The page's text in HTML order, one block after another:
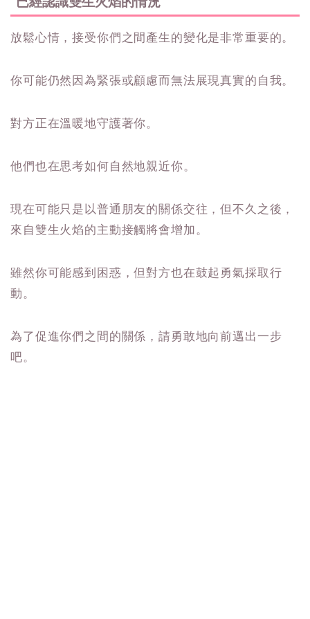
放鬆心情，接受你們之間產生的變化是非常重要的。
你可能仍然因為緊張或顧慮而無法展現真實的自我。
對方正在溫暖地守護著你。
他們也在思考如何自然地親近你。
現在可能只是以普通朋友的關係交往，但不久之後，
來自雙生火焰的主動接觸將會增加。
雖然你可能感到困惑，但對方也在鼓起勇氣採取行
動。
為了促進你們之間的關係，請勇敢地向前邁出一步
吧。